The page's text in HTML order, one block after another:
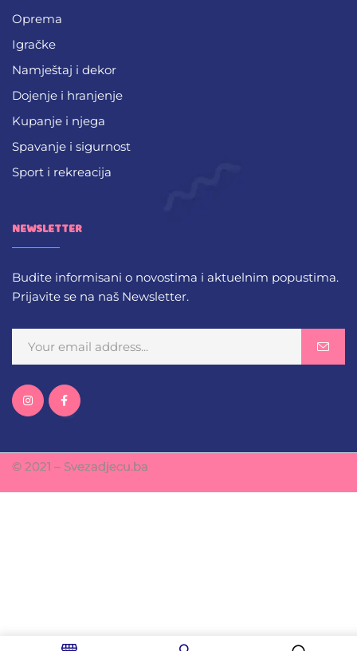
Oprema
Igračke
Namještaj i dekor
Dojenje i hranjenje
Kupanje i njega
Spavanje i sigurnost
Sport i rekreacija
NEWSLETTER
Budite informisani o novostima i aktuelnim popustima.
Prijavite se na naš Newsletter.
© 2021 – Svezadjecu.ba